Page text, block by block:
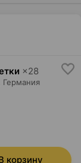
×28
Германия
корзину